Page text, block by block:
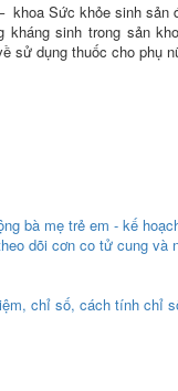
khoa Sức khỏe sinh
sinh trong sản
sử dụng thuốc cho phụ
bà mẹ trẻ em - kế
dõi cơn co tử cung và
chỉ số, cách tính chỉ